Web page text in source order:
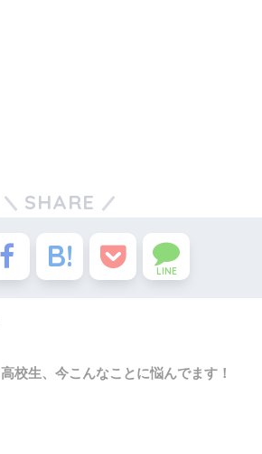
SHARE
LINE
高校生、今こんなことに悩んでます！